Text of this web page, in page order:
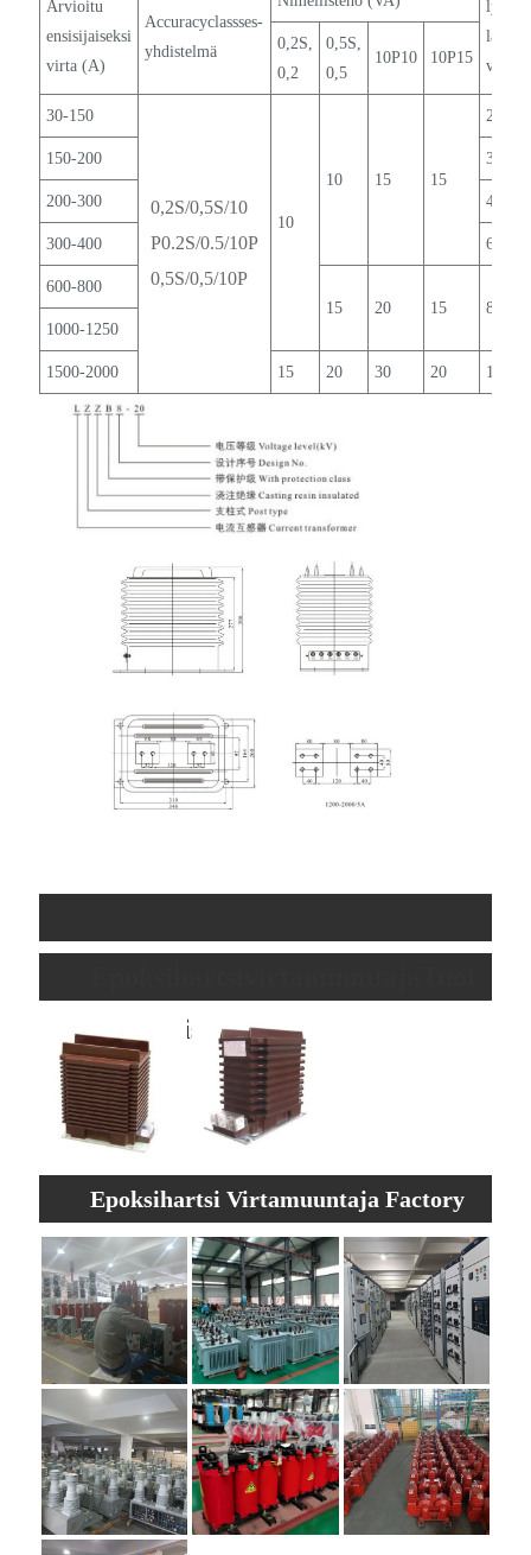
Arvioitu
ensisijaiseksi
virta (A)
Accuracyclassses-
yhdistelmä
lämpö
virta
0,2S,
0,2
0,5S,
0,5
10P10 10P15
30-150
0,2S/0,5S/10
P0.2S/0.5/10P
0,5S/0,5/10P
10
10 15 15
200
150-200 31.5
200-300 45
300-400 63
600-800
15
20 15
80
1000-1250
1500-2000 15 20 30 20 100
teen ominaisuudet
Epoksihartsi Virtamuuntaja Factory
Shoot